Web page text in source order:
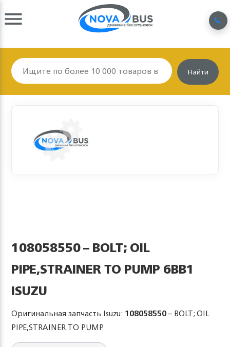
Найти
108058550 – BOLT; OIL
PIPE,STRAINER TO PUMP 6BB1
ISUZU
Оригинальная запчасть Isuzu: 108058550– BOLT; OIL
PIPE,STRAINER TO PUMP